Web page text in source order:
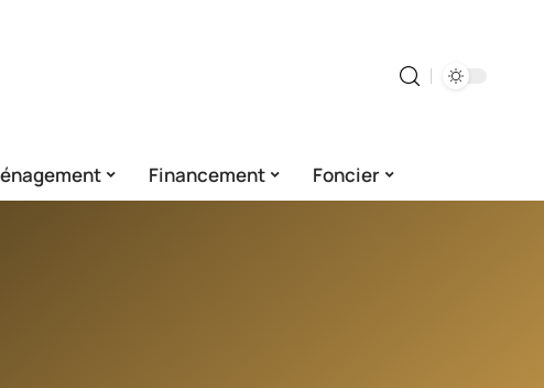
Financement Foncier